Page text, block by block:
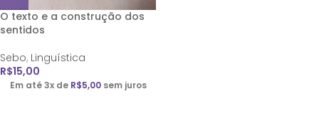
O texto e a construção dos
sentidos
Sebo, Linguística
R$15,00
Em até 3x de R$5,00 sem juros